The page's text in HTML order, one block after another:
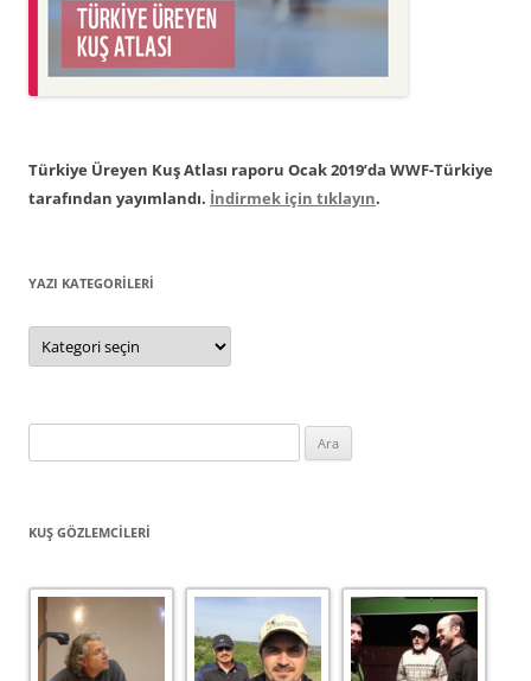
Türkiye Üreyen Kuş Atlası raporu Ocak 2019’da WWF-Türkiye
tarafından yayımlandı. İndirmek için tıklayın.
YAZI KATEGORILERI
Yazı
Kategorileri
KUŞ GÖZLEMCILERI